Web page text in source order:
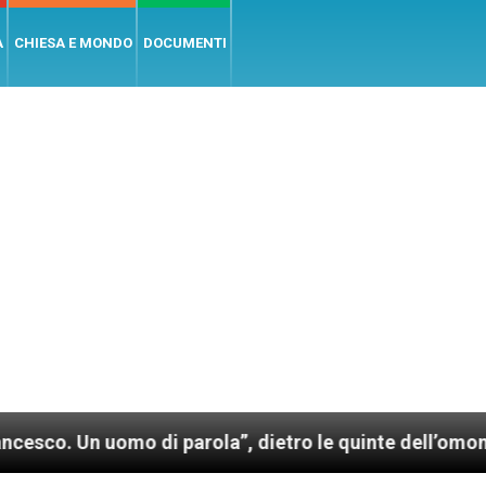
CHIESA E MONDO DOCUMENTI
uomo di parola”, dietro le quinte dell’omonimo film di